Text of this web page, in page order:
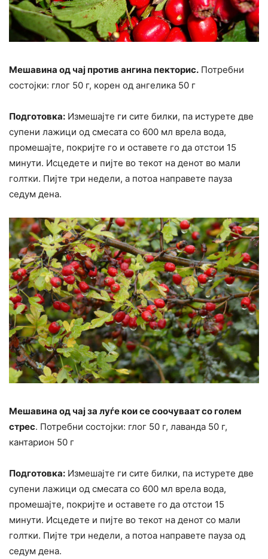
Мешавина од чај против ангина пекторис. Потребни
состојки: глог 50 г, корен од ангелика 50 г
Подготовка: Измешајте ги сите билки, па истурете две
супени лажици од смесата со 600 мл врела вода,
промешајте, покријте го и оставете го да отстои 15
минути. Исцедете и пијте во текот на денот во мали
голтки. Пијте три недели, а потоа направете пауза
седум дена.
Мешавина од чај за луѓе кои се соочуваат со голем
стрес. Потребни состојки: глог 50 г, лаванда 50 г,
кантарион 50 г
Подготовка: Измешајте ги сите билки, па истурете две
супени лажици од смесата со 600 мл врела вода,
промешајте, покријте и оставете го да отстои 15
минути. Исцедете и пијте во текот на денот со мали
голтки. Пијте три недели, а потоа направете пауза од
седум дена.